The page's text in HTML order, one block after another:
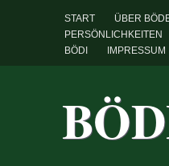
START ÜBER
PERSÖNLICHKEITEN
BÖDI
IMPRESSUM